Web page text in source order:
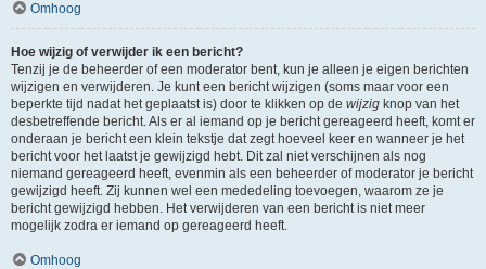
Omhoog
Hoe wijzig of verwijder ik een bericht?
Tenzij je de beheerder of een moderator bent, kun je alleen je eigen berichten
wijzigen en verwijderen. Je kunt een bericht wijzigen (soms maar voor een
beperkte tijd nadat het geplaatst is) door te klikken op de wijzig knop van het
desbetreffende bericht. Als er al iemand op je bericht gereageerd heeft, komt er
onderaan je bericht een klein tekstje dat zegt hoeveel keer en wanneer je het
bericht voor het laatst je gewijzigd hebt. Dit zal niet verschijnen als nog
niemand gereageerd heeft, evenmin als een beheerder of moderator je bericht
gewijzigd heeft. Zij kunnen wel een mededeling toevoegen, waarom ze je
bericht gewijzigd hebben. Het verwijderen van een bericht is niet meer
mogelijk zodra er iemand op gereageerd heeft.
Omhoog